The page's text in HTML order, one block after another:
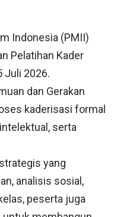
Indonesia (PMII)
Pelatihan Kader
Juli 2026.
dan Gerakan
kaderisasi formal
serta
yang
analisis sosial,
peserta juga